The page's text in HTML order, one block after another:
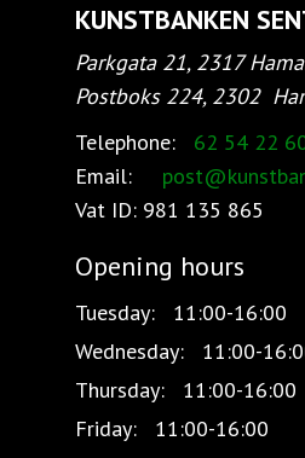
KUNSTBANKEN
Parkgata 21, 2317
Postboks 224, 2302
Telephone:
62 54 22
Email:
Vat ID: 981 135 865
Opening hours
Tuesday:
11:00-16:00
Wednesday:
11:00-
Thursday:
11:00-16:00
Friday:
11:00-16:00